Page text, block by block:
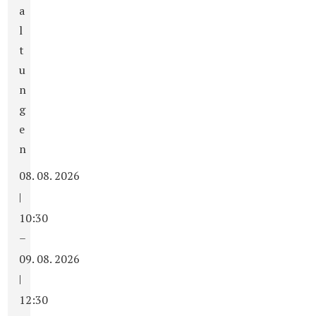
a
l
t
u
n
g
e
n
08. 08. 2026
|
10:30
–
09. 08. 2026
|
12:30